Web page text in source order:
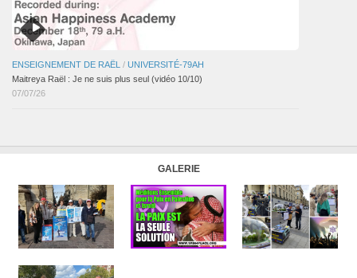
ENSEIGNEMENT DE RAËL / UNIVERSITÉ-79AH
Maitreya Raël : Je ne suis plus seul (vidéo 10/10)
07/07/26
GALERIE